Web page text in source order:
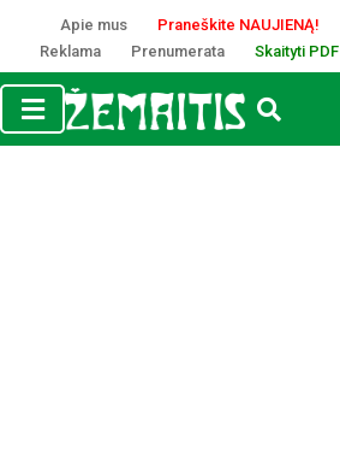
Apie mus
Praneškite NAUJIENĄ!
Reklama
Prenumerata Skaityti PDF